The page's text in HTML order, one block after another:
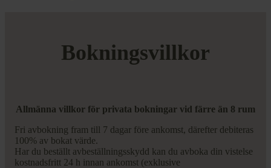
Bokningsvillkor
Allmänna villkor för privata bokningar vid färre än 8 rum
Fri avbokning fram till 7 dagar före ankomst, därefter debiteras
100% av bokat värde.
Har du beställt avbeställningsskydd kan du avboka din vistelse
kostnadsfritt 24 h innan ankomst (exklusive